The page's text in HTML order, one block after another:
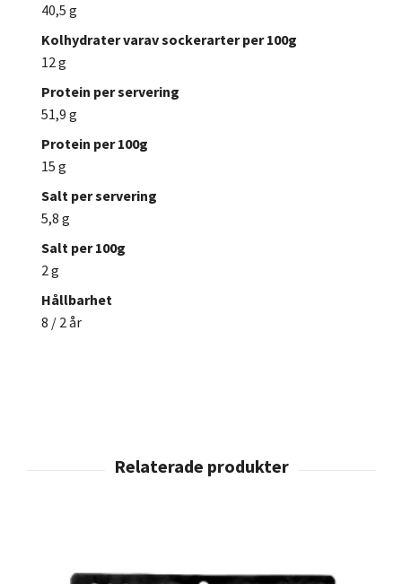
40,5 g
Kolhydrater varav sockerarter per 100g
12 g
Protein per servering
51,9 g
Protein per 100g
15 g
Salt per servering
5,8 g
Salt per 100g
2 g
Hållbarhet
8 / 2 år